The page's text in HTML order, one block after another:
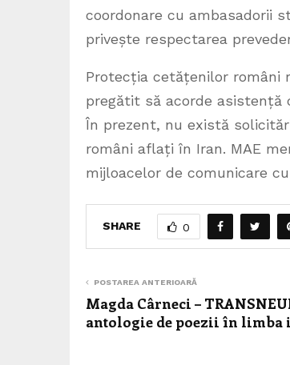
coordonare cu ambasadorii
privește respectarea
Protecția cetățenilor români
pregătit să acorde asistență
În prezent, nu există
români aflați în Iran. MAE
mijloacelor de comunicare
SHARE 0
POSTAREA ANTERIOARĂ
Magda Cârneci –
antologie de poezii în limba